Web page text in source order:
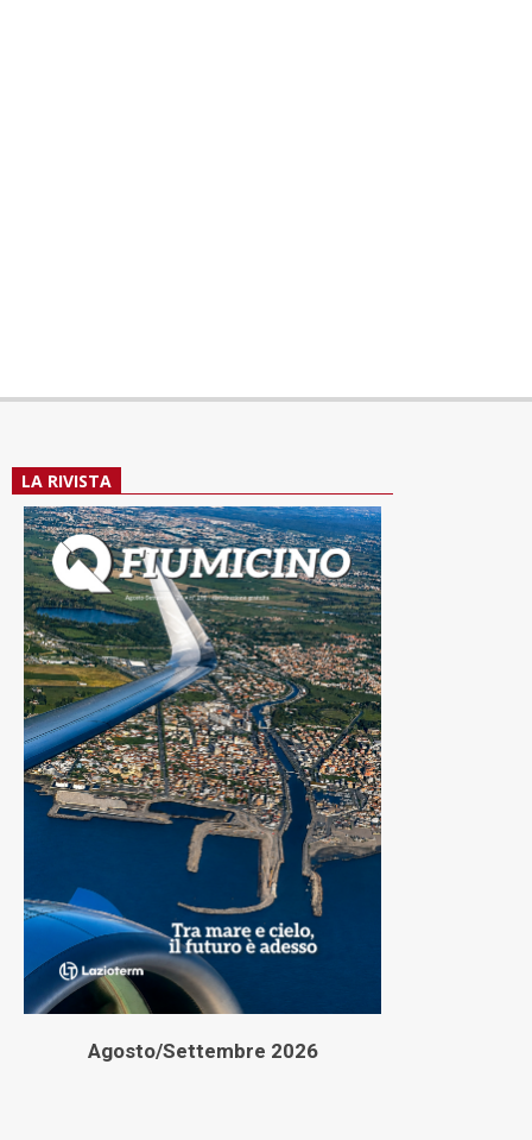
LA RIVISTA
Agosto/Settembre 2026